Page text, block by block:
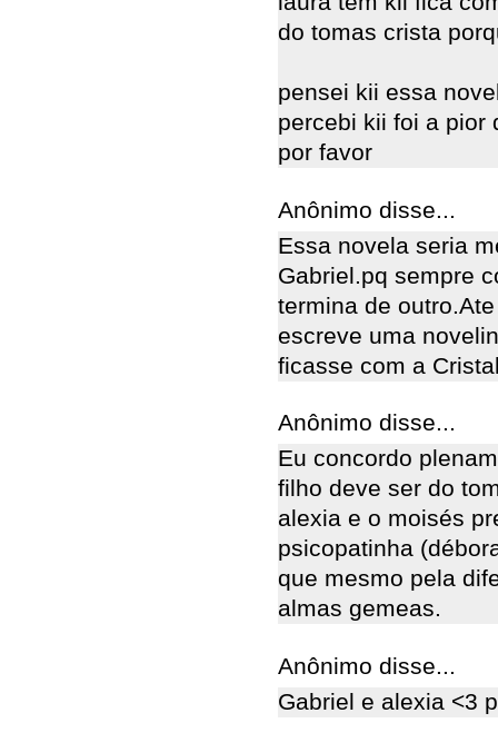
do tomas crista
pensei kii essa
percebi kii foi a pior
por favor
Anônimo disse...
Essa novela seria
Gabriel.pq sempre
termina de
escreve uma
ficasse com a
Anônimo disse...
Eu concordo
filho deve ser do
alexia e o moisés
psicopatinha
que mesmo pela
almas gemeas.
Anônimo disse...
Gabriel e alexia <3